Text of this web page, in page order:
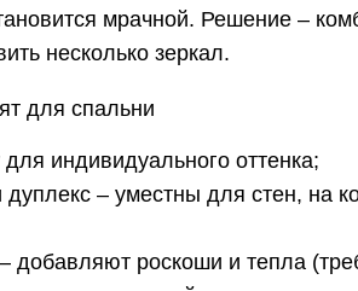
мрачной. Решение –
несколько зеркал.
для спальни
индивидуального оттенка;
– уместны для стен, на
добавляют роскоши и тепла